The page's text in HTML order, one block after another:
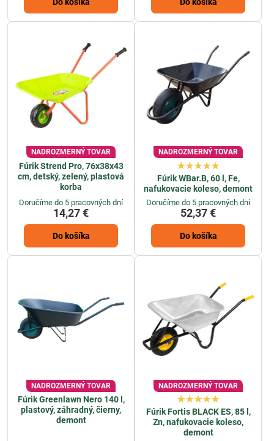
Do košíka Do košíka
NADROZMERNÝ TOVAR
Fúrik Strend Pro, 76x38x43
cm, detský, zelený, plastová
korba
Doručíme do 5 pracovných dní
14,27 €
Do košíka
NADROZMERNÝ TOVAR
Fúrik WBar.B, 60 l, Fe,
nafukovacie koleso, demont
Doručíme do 5 pracovných dní
52,37 €
Do košíka
NADROZMERNÝ TOVAR
Fúrik Greenlawn Nero 140 l,
plastový, záhradný, čierny,
demont
NADROZMERNÝ TOVAR
Fúrik Fortis BLACK ES, 85 l,
Zn, nafukovacie koleso,
demont